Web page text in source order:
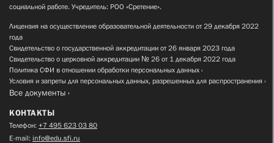
социальной работе. Учредитель: РОО «Сретение».
Лицензия на осуществление образовательной деятельности от 29 декабря 2022
года
Свидетельство о государственной аккредитации от 26 января 2023 года
Свидетельство о церковной аккредитации № 26 от 1 декабря 2022 года
Политика СФИ в отношении обработки персональных данных
Условия и запреты для персональных данных, разрешенных для распространения
Все документы
КОНТАКТЫ
Телефон: +7 495 623 03 80
E-mail: info@edu.sfi.ru